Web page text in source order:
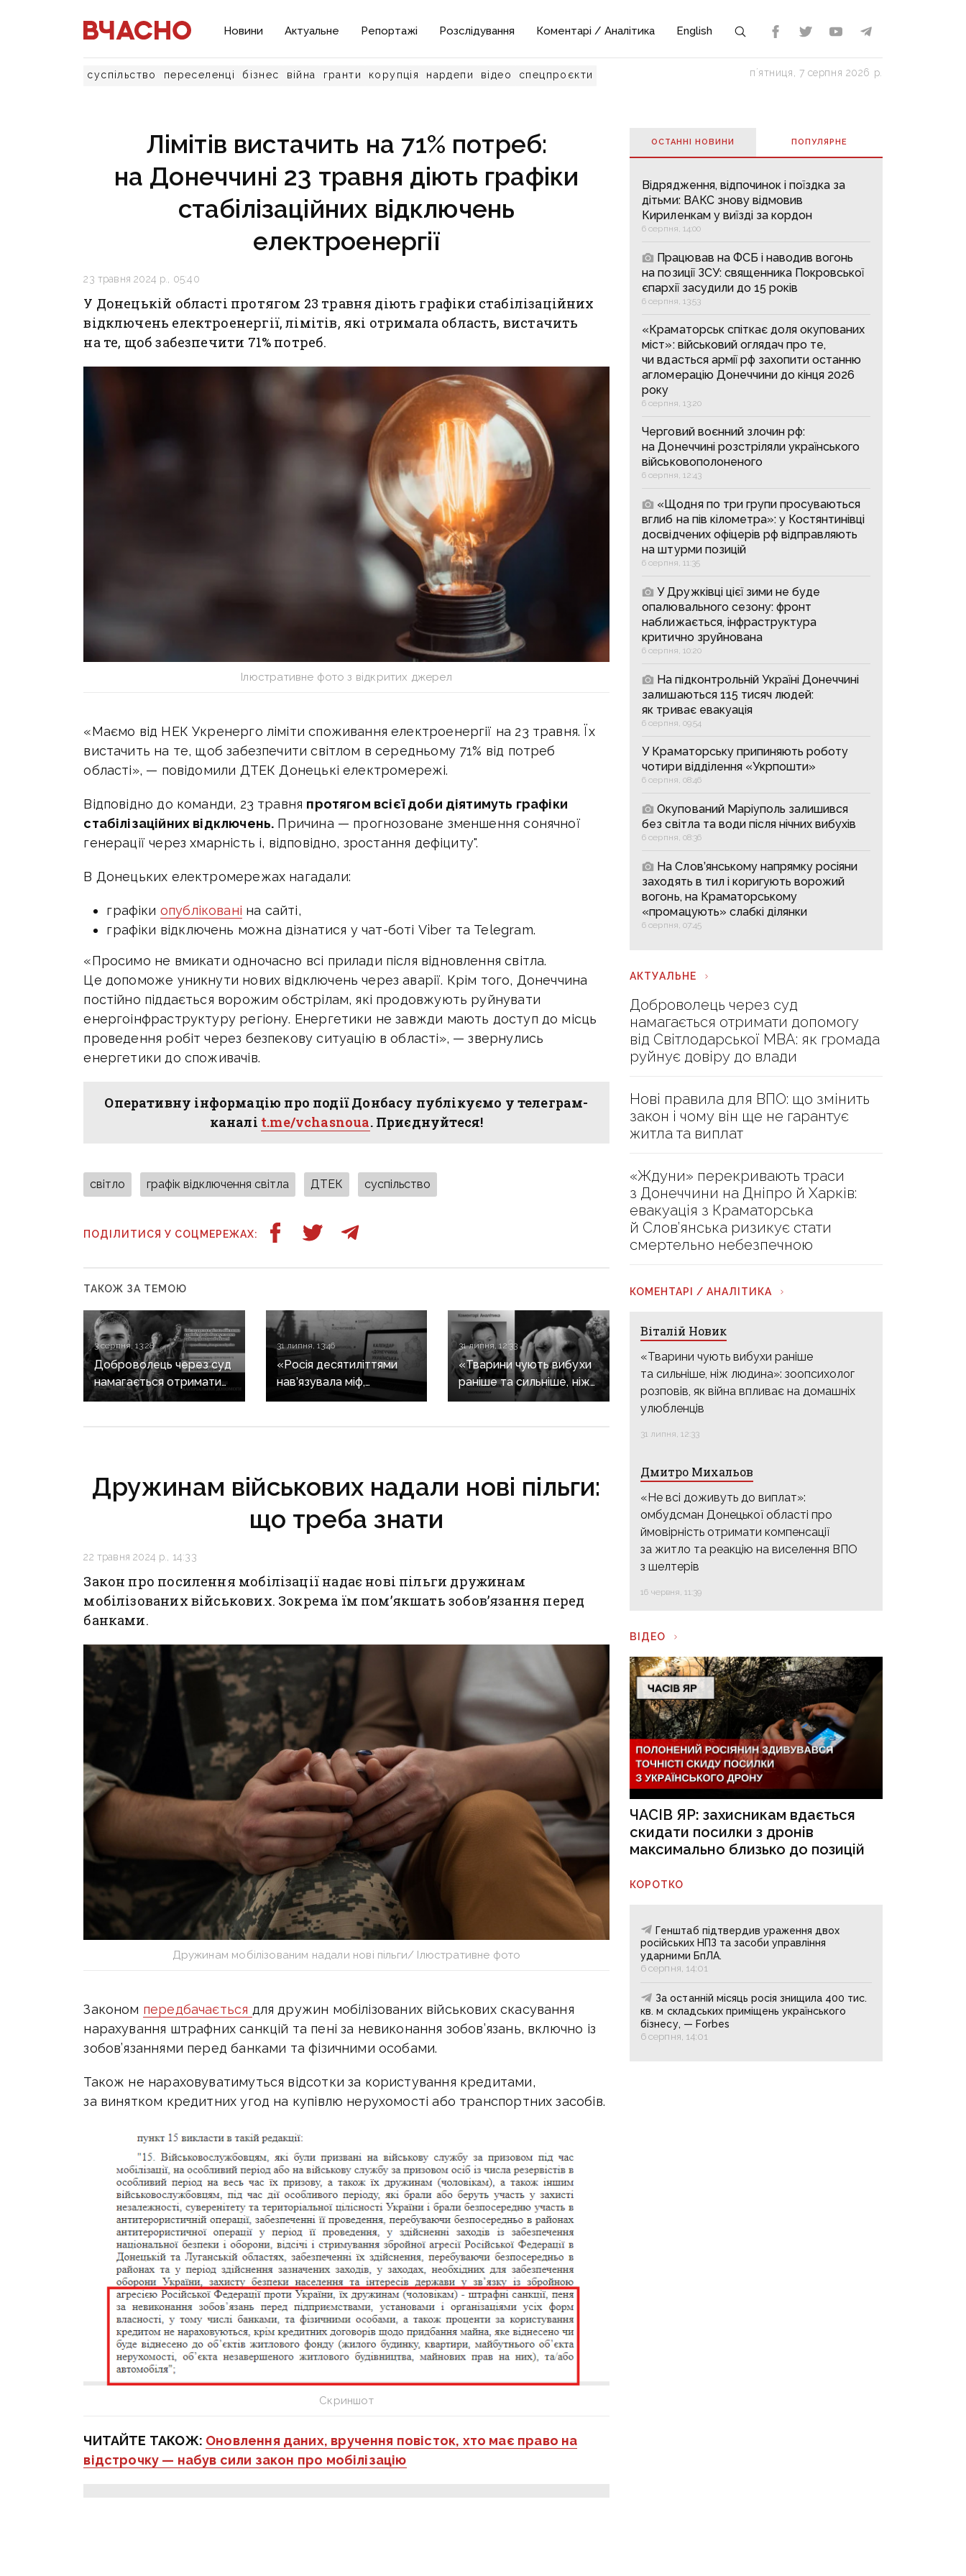
Новини Актуальне Репортажі Розслідування Коментарі / Аналітика English
суспільство переселенці бізнес війна гранти корупція нардепи відео спецпроєкти пʼятниця, 7 серпня 2026 р.
Лімітів вистачить на 71% потреб:
на Донеччині 23 травня діють графіки
стабілізаційних відключень
електроенергії
23 травня 2024 р., 05:40
У Донецькій області протягом 23 травня діють графіки стабілізаційних
відключень електроенергії, лімітів, які отримала область, вистачить
на те, щоб забезпечити 71% потреб.
Ілюстративне фото з відкритих джерел
«Маємо від НЕК Укренерго ліміти споживання електроенергії на 23 травня. Їх
вистачить на те, щоб забезпечити світлом в середньому 71% від потреб
області», — повідомили ДТЕК Донецькі електромережі.
Відповідно до команди, 23 травня протягом всієї доби діятимуть графіки
стабілізаційних відключень. Причина — прогнозоване зменшення сонячної
генерації через хмарність і, відповідно, зростання дефіциту".
В Донецьких електромережах нагадали:
графіки опубліковані на сайті,
графіки відключень можна дізнатися у чат-боті Viber та Telegram.
«Просимо не вмикати одночасно всі прилади після відновлення світла.
Це допоможе уникнути нових відключень через аварії. Крім того, Донеччина
постійно піддається ворожим обстрілам, які продовжують руйнувати
енергоінфраструктуру регіону. Енергетики не завжди мають доступ до місць
проведення робіт через безпекову ситуацію в області», — звернулись
енергетики до споживачів.
Оперативну інформацію про події Донбасу публікуємо у телеграм-
каналі t.me/vchasnoua. Приєднуйтеся!
світло графік відключення світла ДТЕК суспільство
ПОДІЛИТИСЯ У СОЦМЕРЕЖАХ:
ТАКОЖ ЗА ТЕМОЮ
3 серпня, 13:28
Доброволець через суд
намагається отримати
допомогу від
31 липня, 13:46
«Росія десятиліттями
нав’язувала міф,
що Донеччина —
31 липня, 12:33
«Тварини чують вибухи
раніше та сильніше, ніж
людина»: зоопсихолог
Дружинам військових надали нові пільги:
що треба знати
22 травня 2024 р., 14:33
Закон про посилення мобілізації надає нові пільги дружинам
мобілізованих військових. Зокрема їм пом’якшать зобов’язання перед
банками.
Дружинам мобілізованим надали нові пільги/ Ілюстративне фото
Законом передбачається для дружин мобілізованих військових скасування
нарахування штрафних санкцій та пені за невиконання зобов’язань, включно із
зобов’язаннями перед банками та фізичними особами.
Також не нараховуватимуться відсотки за користування кредитами,
за винятком кредитних угод на купівлю нерухомості або транспортних засобів.
Скриншот
ЧИТАЙТЕ ТАКОЖ: Оновлення даних, вручення повісток, хто має право на
відстрочку — набув сили закон про мобілізацію
ОСТАННІ НОВИНИ ПОПУЛЯРНE
Відрядження, відпочинок і поїздка за
дітьми: ВАКС знову відмовив
Кириленкам у виїзді за кордон
6 серпня, 14:00
Працював на ФСБ і наводив вогонь
на позиції ЗСУ: священника Покровської
єпархії засудили до 15 років
6 серпня, 13:53
«Краматорськ спіткає доля окупованих
міст»: військовий оглядач про те,
чи вдасться армії рф захопити останню
агломерацію Донеччини до кінця 2026
року
6 серпня, 13:20
Черговий воєнний злочин рф:
на Донеччині розстріляли українського
військовополоненого
6 серпня, 12:43
«Щодня по три групи просуваються
вглиб на пів кілометра»: у Костянтинівці
досвідчених офіцерів рф відправляють
на штурми позицій
6 серпня, 11:35
У Дружківці цієї зими не буде
опалювального сезону: фронт
наближається, інфраструктура
критично зруйнована
6 серпня, 10:20
На підконтрольній Україні Донеччині
залишаються 115 тисяч людей:
як триває евакуація
6 серпня, 09:54
У Краматорську припиняють роботу
чотири відділення «Укрпошти»
6 серпня, 08:46
Окупований Маріуполь залишився
без світла та води після нічних вибухів
6 серпня, 08:36
На Слов’янському напрямку росіяни
заходять в тил і коригують ворожий
вогонь, на Краматорському
«промацують» слабкі ділянки
6 серпня, 07:45
АКТУАЛЬНЕ
Доброволець через суд
намагається отримати допомогу
від Світлодарської МВА: як громада
руйнує довіру до влади
Нові правила для ВПО: що змінить
закон і чому він ще не гарантує
житла та виплат
«Ждуни» перекривають траси
з Донеччини на Дніпро й Харків:
евакуація з Краматорська
й Слов’янська ризикує стати
смертельно небезпечною
КОМЕНТАРІ / АНАЛІТИКА
Віталій Новик
«Тварини чують вибухи раніше
та сильніше, ніж людина»: зоопсихолог
розповів, як війна впливає на домашніх
улюбленців
31 липня, 12:33
Дмитро Михальов
«Не всі доживуть до виплат»:
омбудсман Донецької області про
ймовірність отримати компенсації
за житло та реакцію на виселення ВПО
з шелтерів
16 червня, 11:39
ВІДЕО
ЧАСІВ ЯР: захисникам вдається
скидати посилки з дронів
максимально близько до позицій
КОРОТКО
Генштаб підтвердив ураження двох
російських НПЗ та засоби управління
ударними БпЛА.
6 серпня, 14:01
За останній місяць росія знищила 400 тис.
кв. м складських приміщень українського
бізнесу, — Forbes
6 серпня, 14:01